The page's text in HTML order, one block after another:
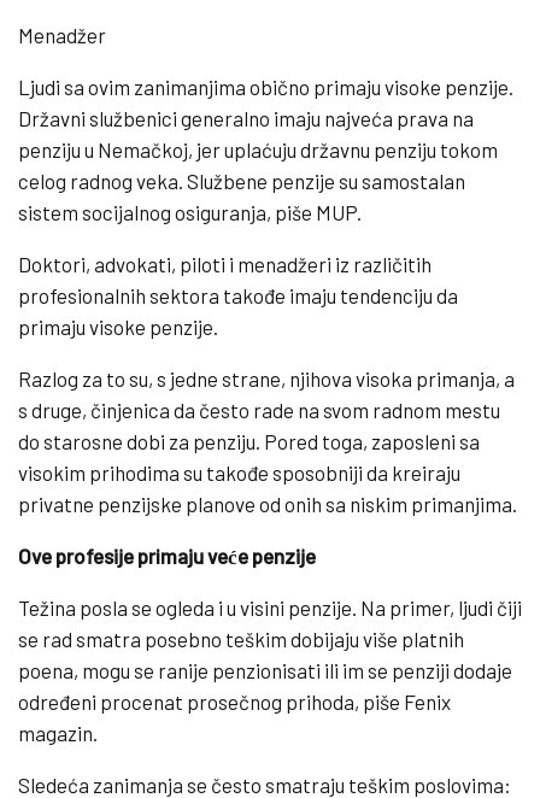
Menadžer
Ljudi sa ovim zanimanjima obično primaju visoke penzije.
Državni službenici generalno imaju najveća prava na
penziju u Nemačkoj, jer uplaćuju državnu penziju tokom
celog radnog veka. Službene penzije su samostalan
sistem socijalnog osiguranja, piše MUP.
Doktori, advokati, piloti i menadžeri iz različitih
profesionalnih sektora takođe imaju tendenciju da
primaju visoke penzije.
Razlog za to su, s jedne strane, njihova visoka primanja, a
s druge, činjenica da često rade na svom radnom mestu
do starosne dobi za penziju. Pored toga, zaposleni sa
visokim prihodima su takođe sposobniji da kreiraju
privatne penzijske planove od onih sa niskim primanjima.
Ove profesije primaju veće penzije
Težina posla se ogleda i u visini penzije. Na primer, ljudi čiji
se rad smatra posebno teškim dobijaju više platnih
poena, mogu se ranije penzionisati ili im se penziji dodaje
određeni procenat prosečnog prihoda, piše Fenix
magazin.
Sledeća zanimanja se često smatraju teškim poslovima: